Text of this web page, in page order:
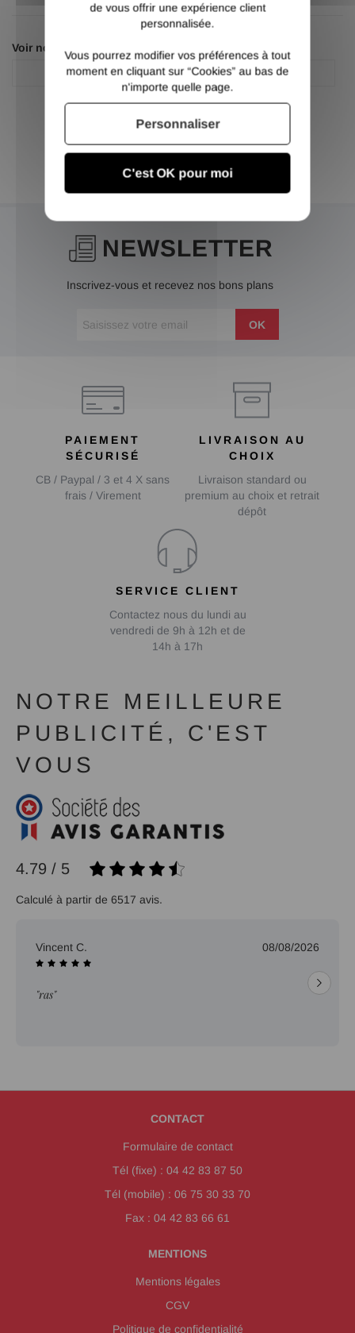
Voir nos autres pages :
Accessoire portail
Accessoire portail
NEWSLETTER
Inscrivez-vous et recevez nos bons plans
OK
PAIEMENT
SÉCURISÉ
CB / Paypal / 3 et 4 X sans
frais / Virement
LIVRAISON AU
CHOIX
Livraison standard ou
premium au choix et retrait
dépôt
SERVICE CLIENT
Contactez nous du lundi au
vendredi de 9h à 12h et de
14h à 17h
NOTRE MEILLEURE
PUBLICITÉ, C'EST
VOUS
4.79 / 5
Calculé à partir de 6517 avis.
Vincent C. 08/08/2026
"ras"
CONTACT
Formulaire de contact
Tél (fixe) : 04 42 83 87 50
Tél (mobile) : 06 75 30 33 70
Fax : 04 42 83 66 61
MENTIONS
Mentions légales
CGV
Politique de confidentialité
de vous offrir une expérience client
personnalisée.
Vous pourrez modifier vos préférences à tout
moment en cliquant sur “Cookies” au bas de
n'importe quelle page.
C'est OK pour moi
Personnaliser